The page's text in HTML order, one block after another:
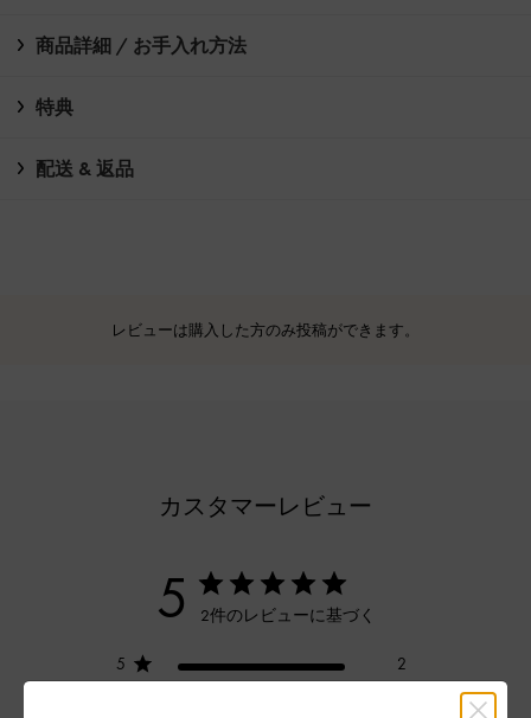
商品詳細 / お手入れ方法
特典
配送 & 返品
レビューは購入した方のみ投稿ができます。
カスタマーレビュー
5 2件のレビューに基づく
5
2